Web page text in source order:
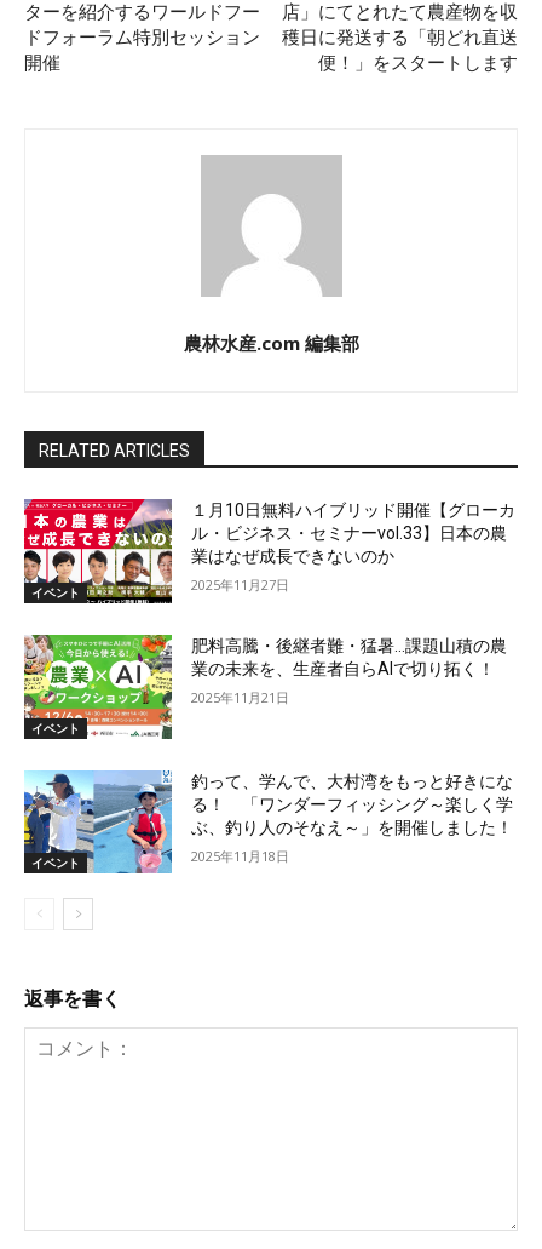
ターを紹介するワールドフー
ドフォーラム特別セッション
開催
店」にてとれたて農産物を収
穫日に発送する「朝どれ直送
便！」をスタートします
農林水産.com 編集部
RELATED ARTICLES
イベント
１月10日無料ハイブリッド開催【グローカ
ル・ビジネス・セミナーvol.33】日本の農
業はなぜ成長できないのか
2025年11月27日
イベント
肥料高騰・後継者難・猛暑…課題山積の農
業の未来を、生産者自らAIで切り拓く！
2025年11月21日
イベント
釣って、学んで、大村湾をもっと好きにな
る！ 「ワンダーフィッシング～楽しく学
ぶ、釣り人のそなえ～」を開催しました！
2025年11月18日
返事を書く